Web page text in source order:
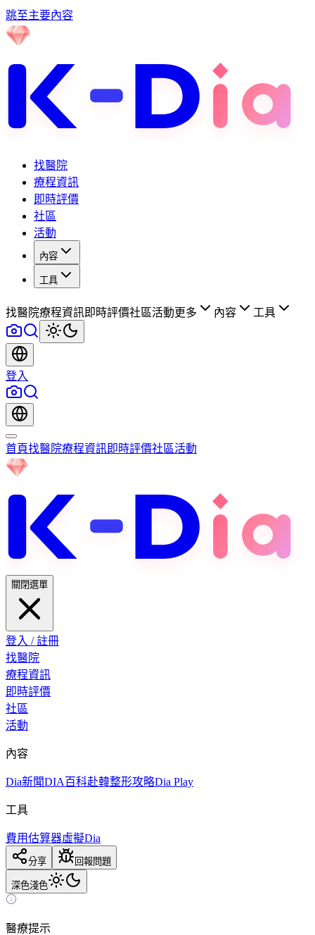
跳至主要內容
找醫院
療程資訊
即時評價
社區
活動
內容
工具
找醫院療程資訊即時評價社區活動更多 內容 工具
登入
首頁找醫院療程資訊即時評價社區活動
關閉選單
登入 / 註冊
找醫院
療程資訊
即時評價
社區
活動
內容
Dia新聞DIA百科赴韓整形攻略Dia Play
工具
費用估算器虛擬Dia
分享 回報問題
深色淺色
醫療提示